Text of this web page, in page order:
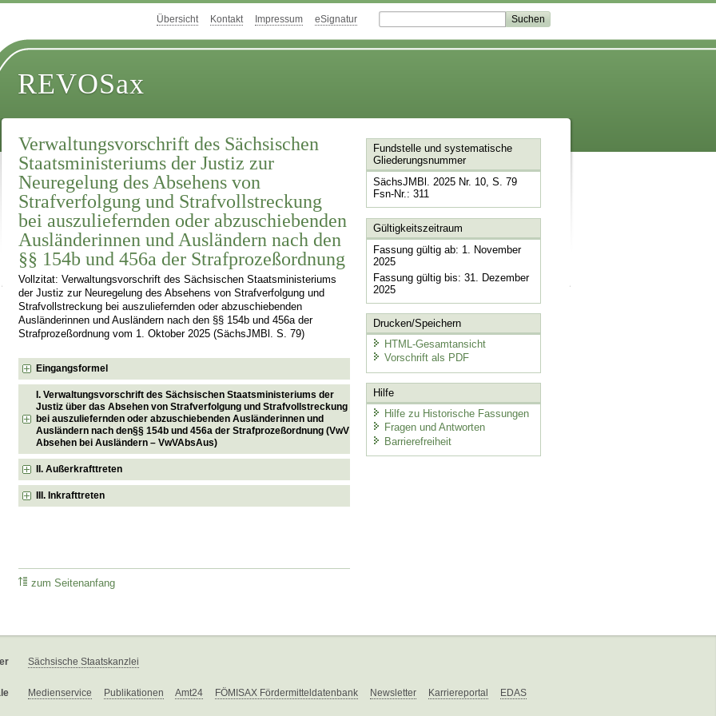
Übersicht Kontakt Impressum eSignatur
REVOSax
Verwaltungsvorschrift des Sächsischen
Staatsministeriums der Justiz zur
Neuregelung des Absehens von
Strafverfolgung und Strafvollstreckung
bei auszuliefernden oder abzuschiebenden
Ausländerinnen und Ausländern nach den
§§ 154b und 456a der Strafprozeßordnung
Vollzitat: Verwaltungsvorschrift des Sächsischen Staatsministeriums
der Justiz zur Neuregelung des Absehens von Strafverfolgung und
Strafvollstreckung bei auszuliefernden oder abzuschiebenden
Ausländerinnen und Ausländern nach den §§ 154b und 456a der
Strafprozeßordnung vom 1. Oktober 2025 (SächsJMBl. S. 79)
Eingangsformel
I. Verwaltungsvorschrift des Sächsischen Staatsministeriums der
Justiz über das Absehen von Strafverfolgung und Strafvollstreckung
bei auszuliefernden oder abzuschiebenden Ausländerinnen und
Ausländern nach den§§ 154b und 456a der Strafprozeßordnung (VwV
Absehen bei Ausländern – VwVAbsAus)
II. Außerkrafttreten
III. Inkrafttreten
zum Seitenanfang
Fundstelle und systematische
Gliederungsnummer
SächsJMBl. 2025 Nr. 10, S. 79
Fsn-Nr.: 311
Gültigkeitszeitraum
Fassung gültig ab: 1. November
2025
Fassung gültig bis: 31. Dezember
2025
Drucken/Speichern
HTML-Gesamtansicht
Vorschrift als PDF
Hilfe
Hilfe zu Historische Fassungen
Fragen und Antworten
Barrierefreiheit
Sächsische Staatskanzlei
Medienservice Publikationen Amt24 FÖMISAX Fördermitteldatenbank Newsletter Karriereportal EDAS